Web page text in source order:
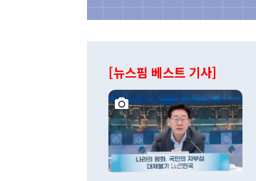
[뉴스핌 베스트 기사]